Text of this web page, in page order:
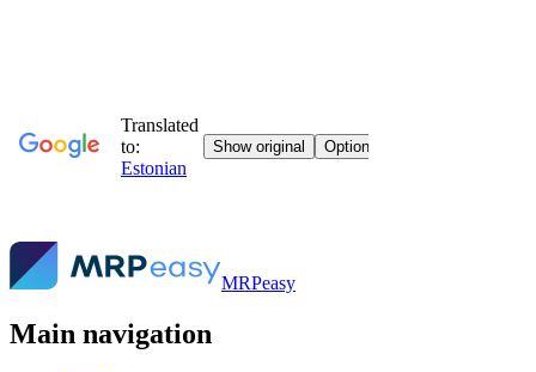
MRPeasy
Main navigation